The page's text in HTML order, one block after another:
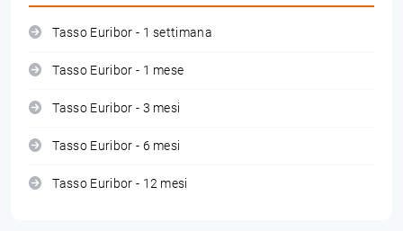
Tasso Euribor - 1 settimana
Tasso Euribor - 1 mese
Tasso Euribor - 3 mesi
Tasso Euribor - 6 mesi
Tasso Euribor - 12 mesi